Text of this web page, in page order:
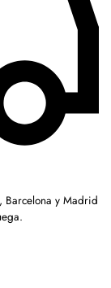
Barcelona y Madrid